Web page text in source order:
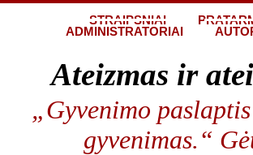
STRAIPSNIAI
ADMINISTRATORIAI
Ateizmas ir
„Gyvenimo
gyvenimas.“